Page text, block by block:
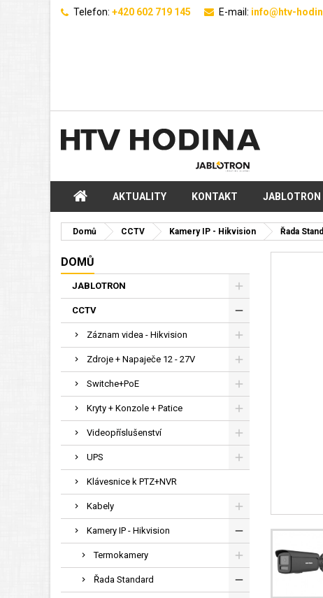
Telefon: +420 602 719 145 E-mail: info@htv-
AKTUALITY KONTAKT JABLOTRON
Domů CCTV Kamery IP - Hikvision Řada
DOMŮ
JABLOTRON
CCTV
Záznam videa - Hikvision
Zdroje + Napaječe 12 - 27V
Switche+PoE
Kryty + Konzole + Patice
Videopříslušenství
UPS
Klávesnice k PTZ+NVR
Kabely
Kamery IP - Hikvision
Termokamery
Řada Standard